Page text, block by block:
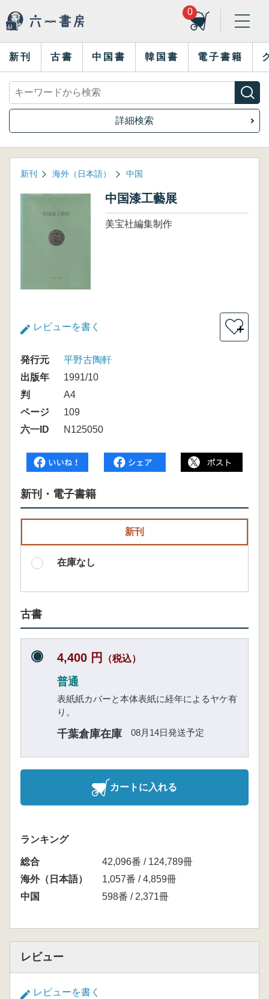
0
新刊 古書 中国書 韓国書 電子書籍
詳細検索
新刊 海外（日本語） 中国
中国漆工藝展
美宝社編集制作
レビューを書く ＋
発行元
平野古陶軒
出版年
1991/10
判
A4
ページ
109
六一ID
N125050
新刊・電子書籍
新刊
在庫なし
古書
4,400 円 （税込）
普通
表紙紙カバーと本体表紙に経年によるヤケ有
り。
千葉倉庫在庫 08月14日発送予定
カートに入れる
ランキング
総合
42,096番 / 124,789冊
海外（日本語）
1,057番 / 4,859冊
中国
598番 / 2,371冊
レビュー
レビューを書く